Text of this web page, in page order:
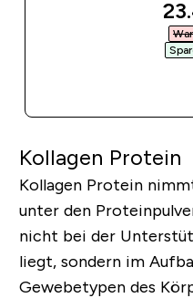
Kollagen Protein
Kollagen Protein
unter den
nicht bei der
liegt, sondern im
Gewebetypen des